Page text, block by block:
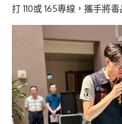
打 110或 165專線，攜手將